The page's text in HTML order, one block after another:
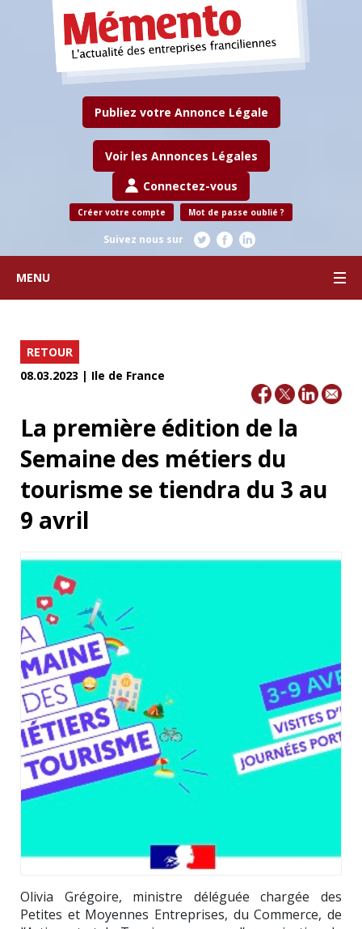
Publiez votre Annonce Légale
Voir les Annonces Légales
Connectez-vous
Créer votre compte Mot de passe oublié ?
Suivez nous sur
MENU
RETOUR
08.03.2023 | Ile de France
La première édition de la
Semaine des métiers du
tourisme se tiendra du 3 au
9 avril
Olivia Grégoire, ministre déléguée chargée des
Petites et Moyennes Entreprises, du Commerce, de